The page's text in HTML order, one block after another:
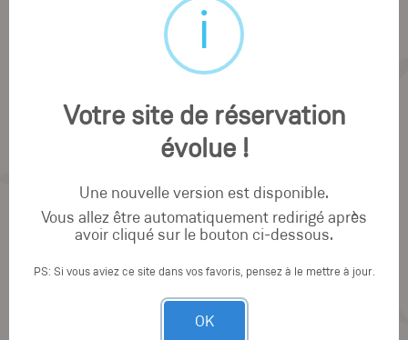
Votre site de réservation
évolue !
Une nouvelle version est disponible.
Vous allez être automatiquement redirigé après
avoir cliqué sur le bouton ci-dessous.
PS: Si vous aviez ce site dans vos favoris, pensez à le mettre à jour.
OK